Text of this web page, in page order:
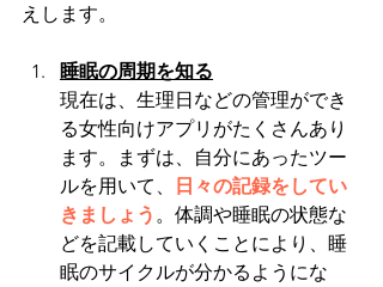
えします。
睡眠の周期を知る
現在は、生理日などの管理ができ
る女性向けアプリがたくさんあり
ます。まずは、自分にあったツー
ルを用いて、
日々の記録をしてい
きましょう 。体調や睡眠の状態な
どを記載していくことにより、睡
眠のサイクルが分かるようにな